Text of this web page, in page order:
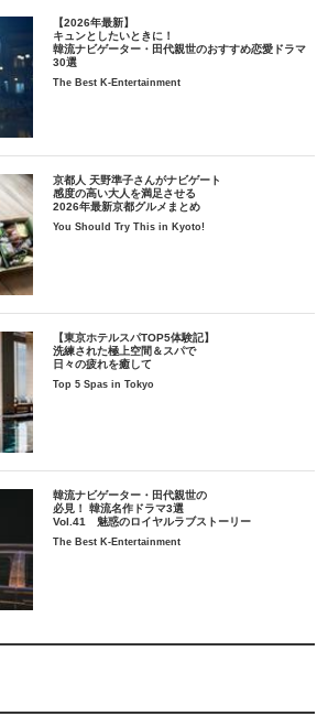
【2026年最新】
キュンとしたいときに！
韓流ナビゲーター・田代親世のおすすめ恋愛ドラマ
30選
The Best K-Entertainment
京都人 天野準子さんがナビゲート
感度の高い大人を満足させる
2026年最新京都グルメまとめ
You Should Try This in Kyoto!
【東京ホテルスパTOP5体験記】
洗練された極上空間＆スパで
日々の疲れを癒して
Top 5 Spas in Tokyo
韓流ナビゲーター・田代親世の
必見！ 韓流名作ドラマ3選
Vol.41 魅惑のロイヤルラブストーリー
The Best K-Entertainment